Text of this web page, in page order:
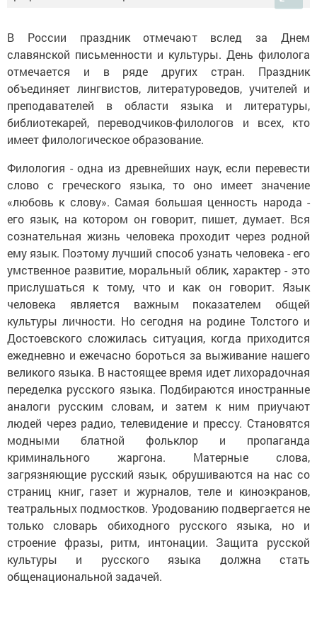
В России праздник отмечают вслед за Днем
славянской письменности и культуры. День филолога
отмечается и в ряде других стран. Праздник
объединяет лингвистов, литературоведов, учителей и
преподавателей в области языка и литературы,
библиотекарей, переводчиков-филологов и всех, кто
имеет филологическое образование.
Филология - одна из древнейших наук, если перевести
слово с греческого языка, то оно имеет значение
«любовь к слову». Самая большая ценность народа -
его язык, на котором он говорит, пишет, думает. Вся
сознательная жизнь человека проходит через родной
ему язык. Поэтому лучший способ узнать человека - его
умственное развитие, моральный облик, характер - это
прислушаться к тому, что и как он говорит. Язык
человека является важным показателем общей
культуры личности. Но сегодня на родине Толстого и
Достоевского сложилась ситуация, когда приходится
ежедневно и ежечасно бороться за выживание нашего
великого языка. В настоящее время идет лихорадочная
переделка русского языка. Подбираются иностранные
аналоги русским словам, и затем к ним приучают
людей через радио, телевидение и прессу. Становятся
модными блатной фольклор и пропаганда
криминального жаргона. Матерные слова,
загрязняющие русский язык, обрушиваются на нас со
страниц книг, газет и журналов, теле и киноэкранов,
театральных подмостков. Уродованию подвергается не
только словарь обиходного русского языка, но и
строение фразы, ритм, интонации. Защита русской
культуры и русского языка должна стать
общенациональной задачей.